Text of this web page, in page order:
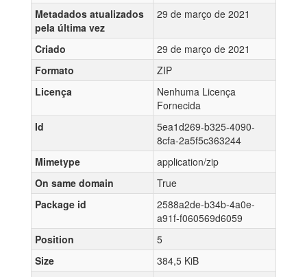
Metadados atualizados
pela última vez
29 de março de 2021
Criado
29 de março de 2021
Formato
ZIP
Licença
Nenhuma Licença
Fornecida
Id
5ea1d269-b325-4090-
8cfa-2a5f5c363244
Mimetype
application/zip
On same domain
True
Package id
2588a2de-b34b-4a0e-
a91f-f060569d6059
Position
5
Size
384,5 KiB